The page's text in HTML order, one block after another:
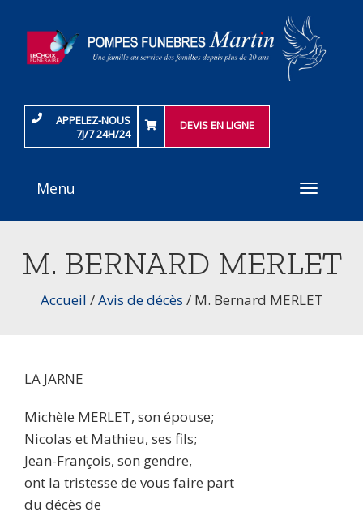
APPELEZ-NOUS
7J/7 24H/24
DEVIS EN LIGNE
Toggle
Menu
M. BERNARD MERLET
Accueil /Avis de décès / M. Bernard MERLET
LA JARNE
Michèle MERLET, son épouse;
Nicolas et Mathieu, ses fils;
Jean-François, son gendre,
ont la tristesse de vous faire part
du décès de